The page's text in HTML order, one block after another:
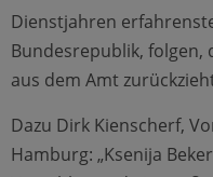
Dienstjahren
Bundesrepublik, folgen,
aus dem Amt
Dazu Dirk Kienscherf,
Hamburg: „Ksenija